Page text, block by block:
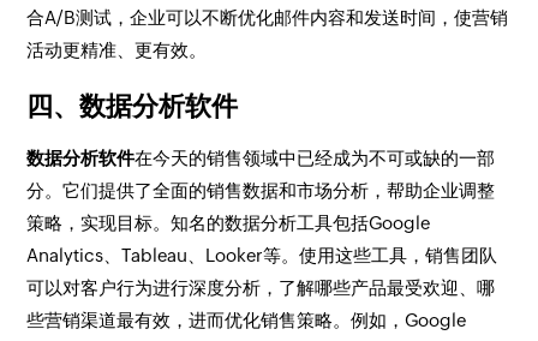
合A/B测试，企业可以不断优化邮件内容和发送时间，使营销
活动更精准、更有效。
四、数据分析软件
数据分析软件在今天的销售领域中已经成为不可或缺的一部
分。它们提供了全面的销售数据和市场分析，帮助企业调整
策略，实现目标。知名的数据分析工具包括Google
Analytics、Tableau、Looker等。使用这些工具，销售团队
可以对客户行为进行深度分析，了解哪些产品最受欢迎、哪
些营销渠道最有效，进而优化销售策略。例如，Google